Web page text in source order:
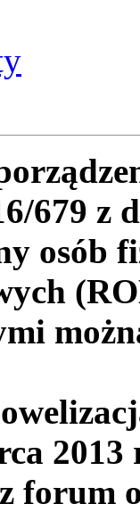
679 z
osób
forum